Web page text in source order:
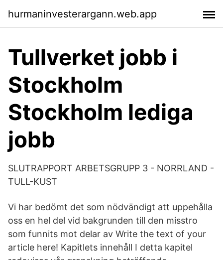
hurmaninvesterargann.web.app
Tullverket jobb i
Stockholm
Stockholm lediga
jobb
SLUTRAPPORT ARBETSGRUPP 3 - NORRLAND -
TULL-KUST
Vi har bedömt det som nödvändigt att uppehålla
oss en hel del vid bakgrunden till den misstro
som funnits mot delar av Write the text of your
article here! Kapitlets innehåll I detta kapitel